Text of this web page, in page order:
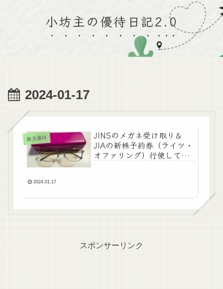
小坊主の優待日記2.0
2024-01-17
株主優待
JINSのメガネ受け取り＆
JIAの新株予約券（ライツ・
オファリング）行使してみ
2024.01.17
スポンサーリンク